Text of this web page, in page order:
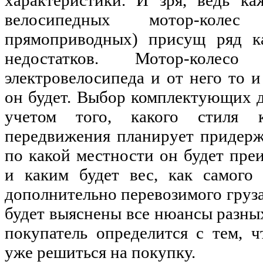
велосипедных мотор-
прямоприводных) присущ ряд
недостатков. Мотор-
электровелосипеда и от него то
он будет. Выбор комплектующих
учетом того, какого стиля
передвижения планирует
по какой местности он будет
и каким будет вес, как самого
дополнительно перевозимого
будет выяснены все нюансы
покупатель определится с
уже решиться на покупку.